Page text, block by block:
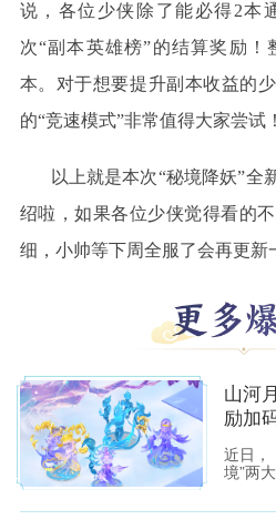
说，各位少侠除了能必得2本
次“副本英雄榜”的结算奖励！
本。对于想要提升副本收益的
的“竞速模式”非常值得大家尝试！
以上就是本次“秘境降妖”全
绍啦，如果各位少侠觉得看的
细，小帅等下周全服了会再更新
山河
励加
励！
近日，
境”两
战赛”
热开启